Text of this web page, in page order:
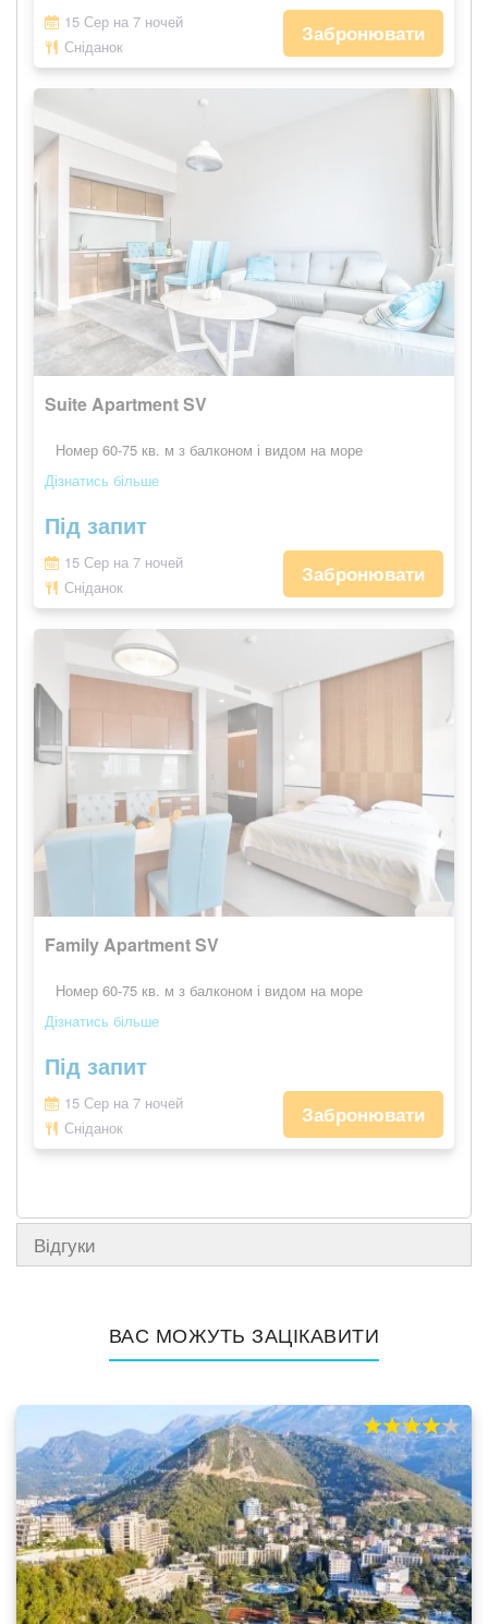
15 Сер на 7 ночей
Сніданок
Забронювати
Suite Apartment SV
Номер 60-75 кв. м з балконом і видом на море
Дізнатись більше
Під запит
15 Сер на 7 ночей
Сніданок
Забронювати
Family Apartment SV
Номер 60-75 кв. м з балконом і видом на море
Дізнатись більше
Під запит
15 Сер на 7 ночей
Сніданок
Забронювати
Відгуки
ВАС МОЖУТЬ ЗАЦІКАВИТИ
80%
% of100